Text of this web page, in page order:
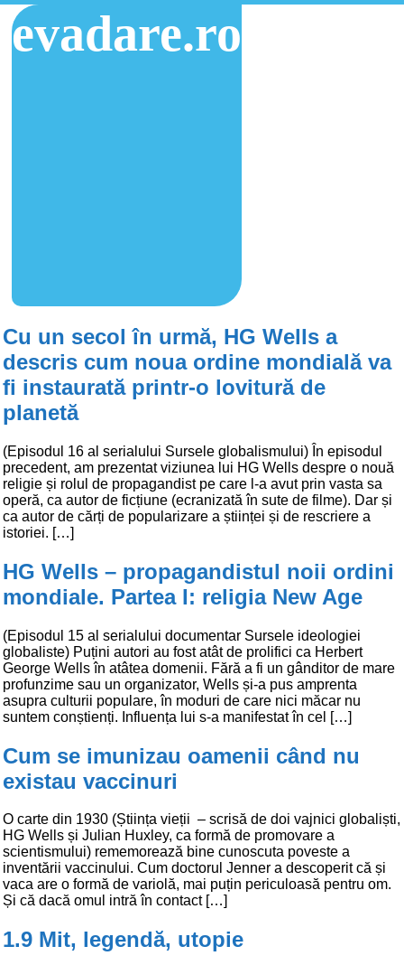
evadare.ro
Cu un secol în urmă, HG Wells a
descris cum noua ordine mondială va
fi instaurată printr-o lovitură de
planetă
(Episodul 16 al serialului Sursele globalismului) În episodul
precedent, am prezentat viziunea lui HG Wells despre o nouă
religie și rolul de propagandist pe care l-a avut prin vasta sa
operă, ca autor de ficțiune (ecranizată în sute de filme). Dar și
ca autor de cărți de popularizare a științei și de rescriere a
istoriei. […]
HG Wells – propagandistul noii ordini
mondiale. Partea I: religia New Age
(Episodul 15 al serialului documentar Sursele ideologiei
globaliste) Puțini autori au fost atât de prolifici ca Herbert
George Wells în atâtea domenii. Fără a fi un gânditor de mare
profunzime sau un organizator, Wells și-a pus amprenta
asupra culturii populare, în moduri de care nici măcar nu
suntem conștienți. Influența lui s-a manifestat în cel […]
Cum se imunizau oamenii când nu
existau vaccinuri
O carte din 1930 (Știința vieții – scrisă de doi vajnici globaliști,
HG Wells și Julian Huxley, ca formă de promovare a
scientismului) rememorează bine cunoscuta poveste a
inventării vaccinului. Cum doctorul Jenner a descoperit că și
vaca are o formă de variolă, mai puțin periculoasă pentru om.
Și că dacă omul intră în contact […]
1.9 Mit, legendă, utopie